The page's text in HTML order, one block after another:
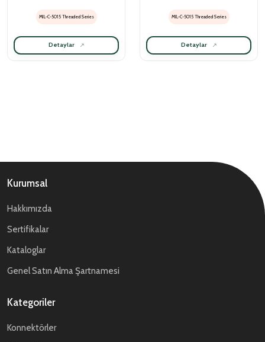
MIL-C-5015 Threaded Series
Detaylar
MIL-C-5015 Threaded Series
Detaylar
Kurumsal
Hakkımızda
Sertifikalar
Kataloglar
Genel Satın Alma Şartnamesi
Kategoriler
Konnektörler